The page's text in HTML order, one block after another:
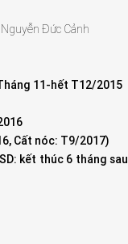
Đức Cảnh
11-hết T12/2015
Cất nóc: T9/2017)
kết thúc 6 tháng sau